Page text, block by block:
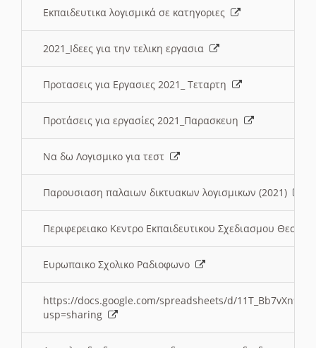
Εκπαιδευτικα λογισμικά σε κατηγοριες
2021_Ιδεες για την τελικη εργασια
Προτασεις για Εργασιες 2021_ Τεταρτη
Προτάσεις για εργασίες 2021_Παρασκευη
Να δω Λογισμικο για τεστ
Παρουσιαση παλαιων δικτυακων λογισμικων (2021)
Περιφερειακο Κεντρο Εκπαιδευτικου Σχεδιασμου
Ευρωπαικο Σχολικο Ραδιοφωνο
https://docs.google.com/spreadsheets/d/
usp=sharing